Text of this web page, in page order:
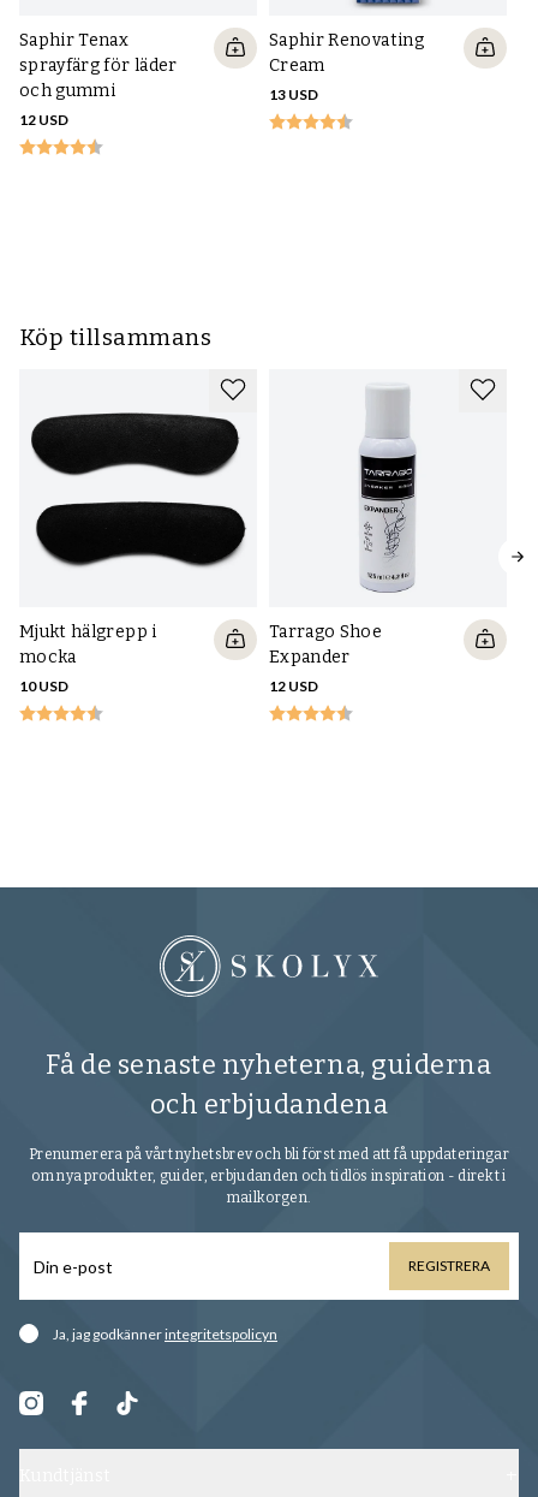
Saphir Tenax
sprayfärg för läder
och gummi
12 USD
Saphir Renovating
Cream
13 USD
Köp tillsammans
Mjukt hälgrepp i
mocka
10 USD
Tarrago Shoe
Expander
12 USD
Få de senaste nyheterna, guiderna
och erbjudandena
Prenumerera på vårt nyhetsbrev och bli först med att få uppdateringar
om nya produkter, guider, erbjudanden och tidlös inspiration - direkt i
mailkorgen.
REGISTRERA
Ja, jag godkännerintegritetspolicyn